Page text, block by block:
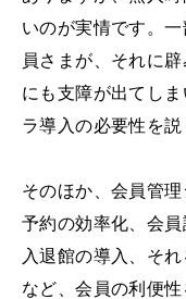
いのが実情です。
員さまが、それに
にも支障が出てし
ラ導入の必要性を説
そのほか、会員管
予約の効率化、会
入退館の導入、そ
など、会員の利便